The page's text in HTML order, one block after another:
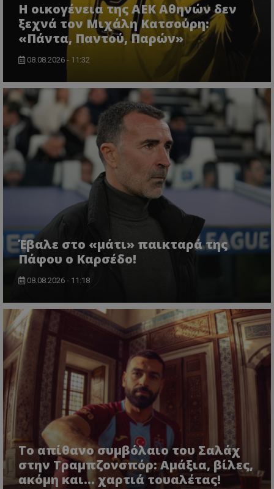
Η οικογένεια της ΑΕΚ Αθηνών δεν
ξεχνά τον Μιχάλη Κατσούρη:
«Πάντα, Παντού, Παρών»
08.08.2026 - 11:32
Έβαλε στο «μάτι» παικταρά της
Πάφου ο Καρσέδο!
08.08.2026 - 11:18
Το απίθανο συμβόλαιο του Σαλάχ
στην Τραμπζονσπόρ: Αμάξια, βίλες,
ακόμη και... χαρτιά τουαλέτας!